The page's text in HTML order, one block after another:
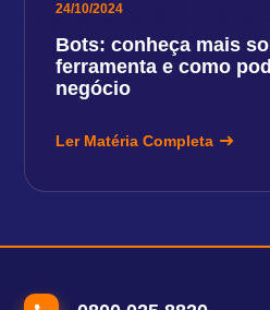
24/10/2024
Bots: conheça mais
ferramenta e como
negócio
Ler Matéria Completa